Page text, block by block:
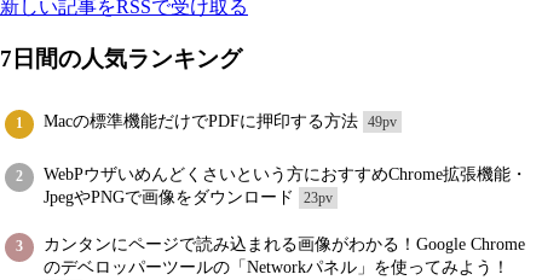
新しい記事をRSSで受け取る
7日間の人気ランキング
1 Macの標準機能だけでPDFに押印する方法 49pv
2
WebPウザいめんどくさいという方におすすめChrome拡張機能・
JpegやPNGで画像をダウンロード
23pv
3
カンタンにページで読み込まれる画像がわかる！Google Chrome
のデベロッパーツールの「Networkパネル」を使ってみよう！